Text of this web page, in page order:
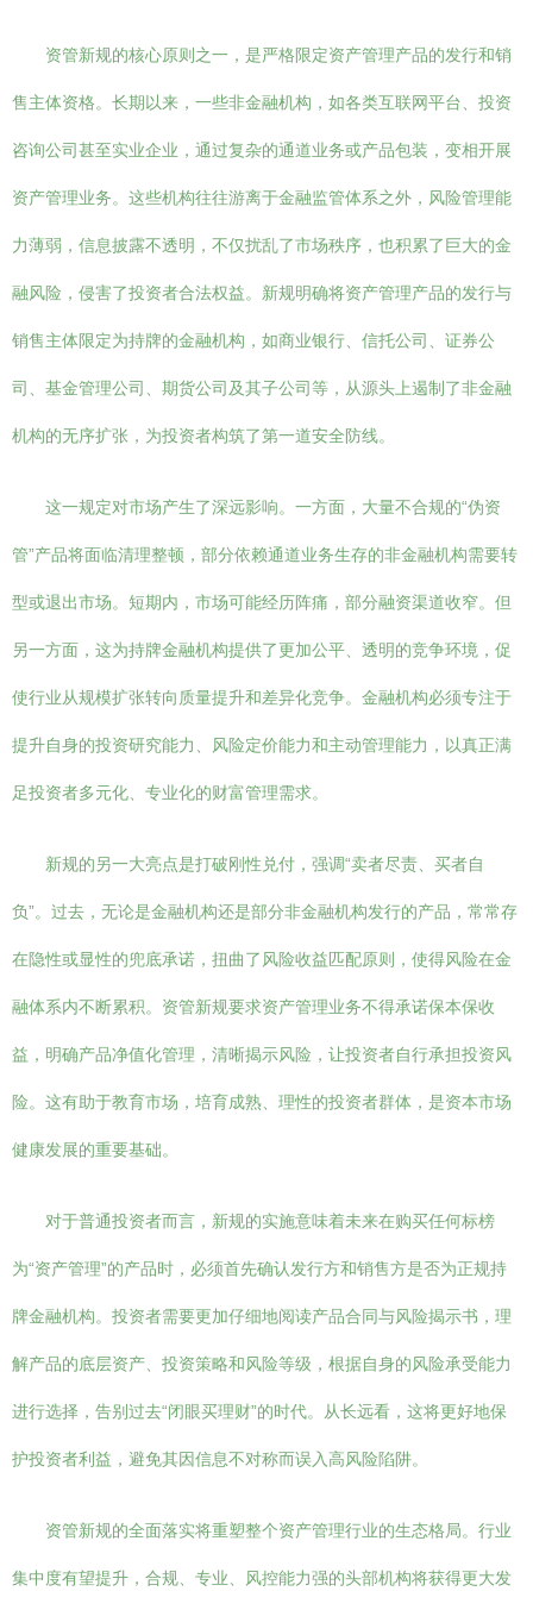
资管新规的核心原则之一，是严格限定资产管理产品的发行和销
售主体资格。长期以来，一些非金融机构，如各类互联网平台、投资
咨询公司甚至实业企业，通过复杂的通道业务或产品包装，变相开展
资产管理业务。这些机构往往游离于金融监管体系之外，风险管理能
力薄弱，信息披露不透明，不仅扰乱了市场秩序，也积累了巨大的金
融风险，侵害了投资者合法权益。新规明确将资产管理产品的发行与
销售主体限定为持牌的金融机构，如商业银行、信托公司、证券公
司、基金管理公司、期货公司及其子公司等，从源头上遏制了非金融
机构的无序扩张，为投资者构筑了第一道安全防线。
这一规定对市场产生了深远影响。一方面，大量不合规的“伪资
管”产品将面临清理整顿，部分依赖通道业务生存的非金融机构需要转
型或退出市场。短期内，市场可能经历阵痛，部分融资渠道收窄。但
另一方面，这为持牌金融机构提供了更加公平、透明的竞争环境，促
使行业从规模扩张转向质量提升和差异化竞争。金融机构必须专注于
提升自身的投资研究能力、风险定价能力和主动管理能力，以真正满
足投资者多元化、专业化的财富管理需求。
新规的另一大亮点是打破刚性兑付，强调“卖者尽责、买者自
负”。过去，无论是金融机构还是部分非金融机构发行的产品，常常存
在隐性或显性的兜底承诺，扭曲了风险收益匹配原则，使得风险在金
融体系内不断累积。资管新规要求资产管理业务不得承诺保本保收
益，明确产品净值化管理，清晰揭示风险，让投资者自行承担投资风
险。这有助于教育市场，培育成熟、理性的投资者群体，是资本市场
健康发展的重要基础。
对于普通投资者而言，新规的实施意味着未来在购买任何标榜
为“资产管理”的产品时，必须首先确认发行方和销售方是否为正规持
牌金融机构。投资者需要更加仔细地阅读产品合同与风险揭示书，理
解产品的底层资产、投资策略和风险等级，根据自身的风险承受能力
进行选择，告别过去“闭眼买理财”的时代。从长远看，这将更好地保
护投资者利益，避免其因信息不对称而误入高风险陷阱。
资管新规的全面落实将重塑整个资产管理行业的生态格局。行业
集中度有望提升，合规、专业、风控能力强的头部机构将获得更大发